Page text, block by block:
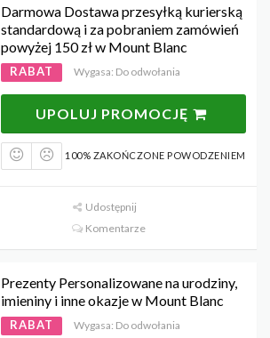
Darmowa Dostawa przesyłką kurierską
standardową i za pobraniem zamówień
powyżej 150 zł w Mount Blanc
RABAT Wygasa: Do odwołania
UPOLUJ PROMOCJĘ
100% ZAKOŃCZONE POWODZENIEM
Udostępnij
Komentarze
Prezenty Personalizowane na urodziny,
imieniny i inne okazje w Mount Blanc
RABAT Wygasa: Do odwołania